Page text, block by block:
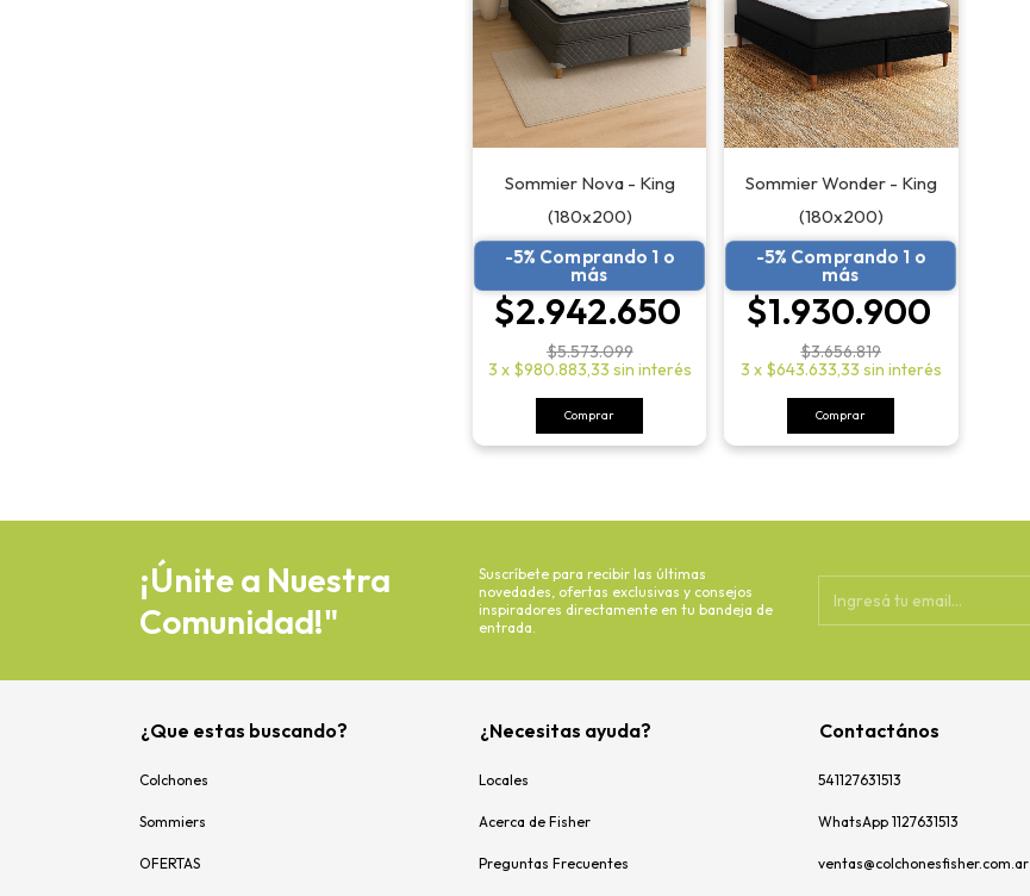
Sommier Nova - King
(180x200)
-5% Comprando 1 o
más
$2.942.650
$5.573.099
3 x $980.883,33 sin interés
Comprar
Sommier Wonder - King
(180x200)
-5% Comprando 1 o
más
$1.930.900
$3.656.819
3 x $643.633,33 sin interés
Comprar
¡Únite a Nuestra
Comunidad!"
Suscríbete para recibir las últimas
novedades, ofertas exclusivas y consejos
inspiradores directamente en tu bandeja de
entrada.
¿Que estas buscando?
Colchones
Sommiers
OFERTAS
¿Necesitas ayuda?
Locales
Acerca de Fisher
Preguntas Frecuentes
Contactános
541127631513
WhatsApp 1127631513
ventas@colchonesfisher.com.ar